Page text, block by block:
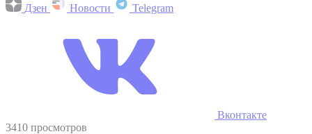
Дзен Новости Telegram
Вконтакте
3410 просмотров